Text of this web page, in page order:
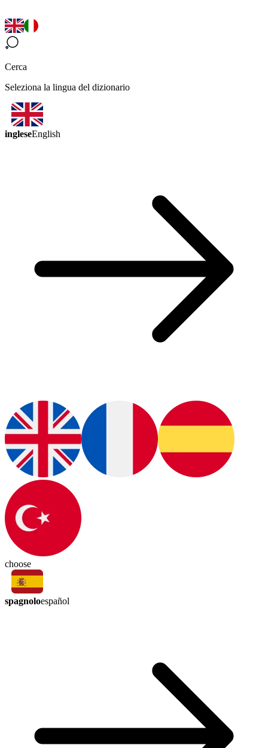
Cerca
Seleziona la lingua del dizionario
ingleseEnglish
choose
spagnoloespañol